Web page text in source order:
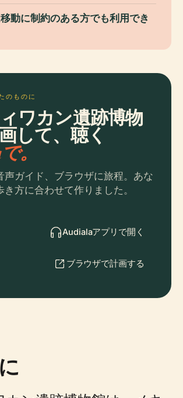
動に制約のある方でも利用でき
のものに
ワカン遺跡博物
して、聴く
。
声ガイド、ブラウザに旅程。あな
方に合わせて作りました。
Audialaアプリで開く
ブラウザで計画する